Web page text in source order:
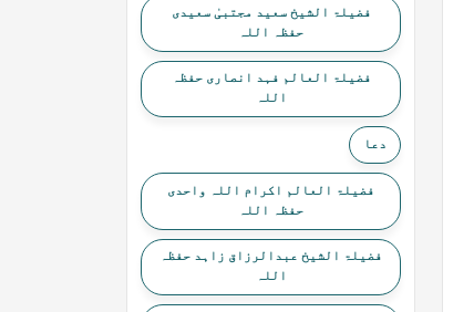
فضیلۃ الشیخ سعید مجتبیٰ سعیدی
حفظہ اللہ
فضیلۃ العالم فہد انصاری حفظہ
اللہ
دعا
فضیلۃ العالم اکرام اللہ واحدی
حفظہ اللہ
فضیلۃ الشیخ عبدالرزاق زاہد حفظہ
اللہ